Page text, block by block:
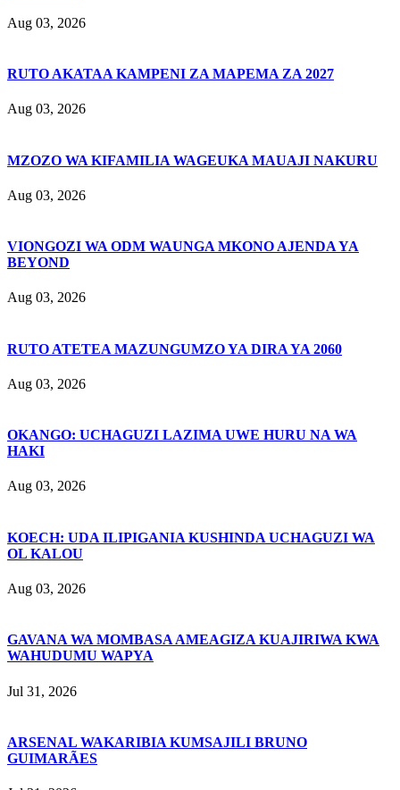
Aug 03, 2026
RUTO AKATAA KAMPENI ZA MAPEMA ZA 2027
Aug 03, 2026
MZOZO WA KIFAMILIA WAGEUKA MAUAJI NAKURU
Aug 03, 2026
VIONGOZI WA ODM WAUNGA MKONO AJENDA YA
BEYOND
Aug 03, 2026
RUTO ATETEA MAZUNGUMZO YA DIRA YA 2060
Aug 03, 2026
OKANGO: UCHAGUZI LAZIMA UWE HURU NA WA
HAKI
Aug 03, 2026
KOECH: UDA ILIPIGANIA KUSHINDA UCHAGUZI WA
OL KALOU
Aug 03, 2026
GAVANA WA MOMBASA AMEAGIZA KUAJIRIWA KWA
WAHUDUMU WAPYA
Jul 31, 2026
ARSENAL WAKARIBIA KUMSAJILI BRUNO
GUIMARÃES